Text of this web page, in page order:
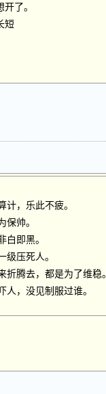
了。
短
计，乐此不疲。
保帅。
白即黑。
级压死人。
折腾去，都是为了维稳
，没见制服过谁。